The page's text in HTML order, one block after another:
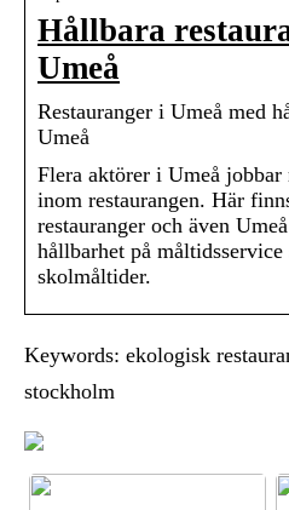
Hållbara
Umeå
Restauranger i Umeå med
Umeå
Flera aktörer i Umeå
inom restaurangen. Här
restauranger och även
hållbarhet på
skolmåltider.
Keywords: ekologisk
stockholm